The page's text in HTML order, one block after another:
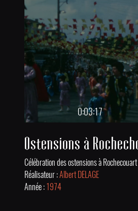
0:03:17
Réalisateur :Albert DELAGE
Année :1974